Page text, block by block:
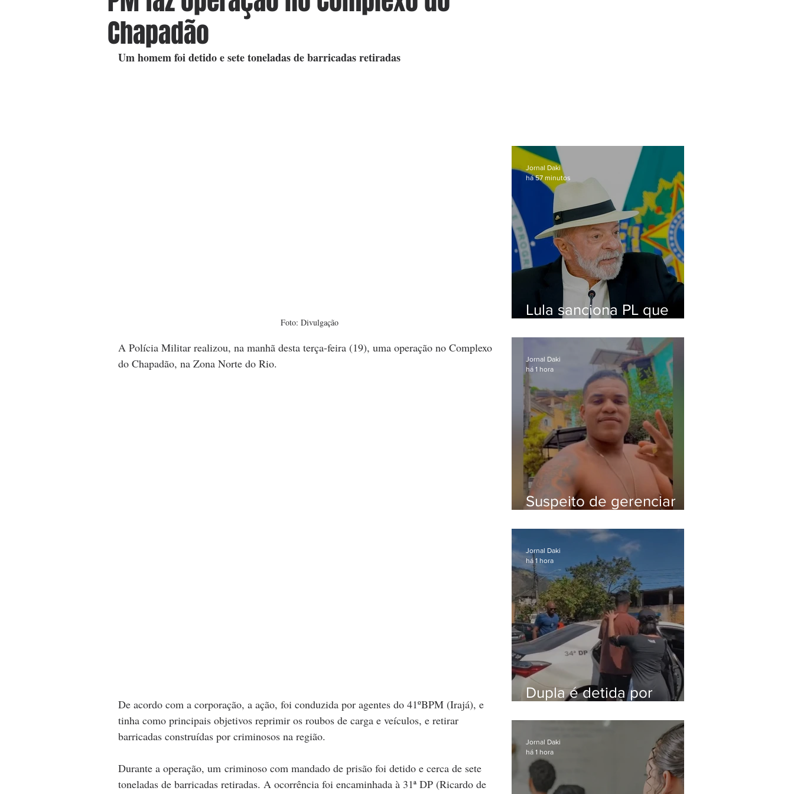
Chapadão
Um homem foi detido e sete toneladas de barricadas retiradas
Foto: Divulgação
A Polícia Militar realizou, na manhã desta terça-feira (19), uma operação no Complexo
do Chapadão, na Zona Norte do Rio.
De acordo com a corporação, a ação, foi conduzida por agentes do 41ºBPM (Irajá), e
tinha como principais objetivos reprimir os roubos de carga e veículos, e retirar
barricadas construídas por criminosos na região.
Durante a operação, um criminoso com mandado de prisão foi detido e cerca de sete
toneladas de barricadas retiradas. A ocorrência foi encaminhada à 31ª DP (Ricardo de
Lula sanciona PL que
digitais contra crianças
Jornal Daki
há 57 minutos
Suspeito de gerenciar
após meses foragido
Jornal Daki
há 1 hora
Dupla é detida por
animais silvestres em
Bangu
Jornal Daki
há 1 hora
Jornal Daki
há 1 hora